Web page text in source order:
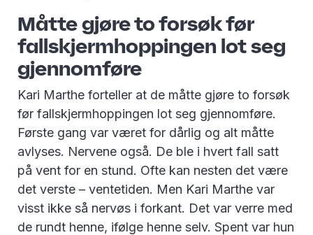
Måtte gjøre to forsøk før
fallskjermhoppingen lot seg
gjennomføre
Kari Marthe forteller at de måtte gjøre to forsøk
før fallskjermhoppingen lot seg gjennomføre.
Første gang var været for dårlig og alt måtte
avlyses. Nervene også. De ble i hvert fall satt
på vent for en stund. Ofte kan nesten det være
det verste – ventetiden. Men Kari Marthe var
visst ikke så nervøs i forkant. Det var verre med
de rundt henne, ifølge henne selv. Spent var hun